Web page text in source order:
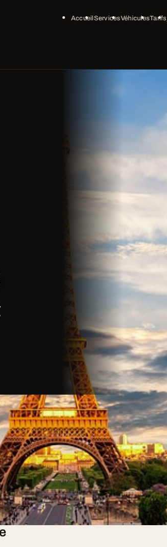
AccueilServicesVéhiculesTarifs
Denis-93)? My
minde Paris. Notre
C, Pink Hummer